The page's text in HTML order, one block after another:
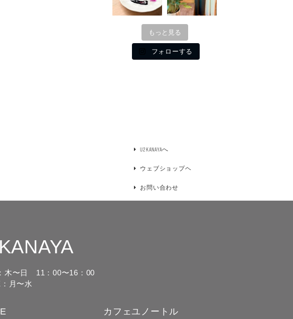
もっと見る
フォローする
U2KANAYAへ
ウェブショップヘ
お問い合わせ
木〜日 11：00〜16：00
月〜水
カフェユノートル